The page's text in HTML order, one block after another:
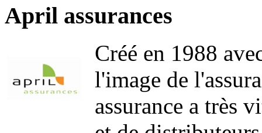
April assurances
Créé en 1988
l'image de
assurance a très